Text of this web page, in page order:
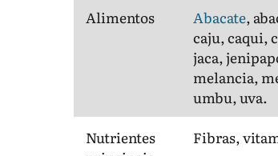
Alimentos Abacate,
caju, caqui,
jaca,
melancia,
umbu, uva.
Nutrientes
Fibras,